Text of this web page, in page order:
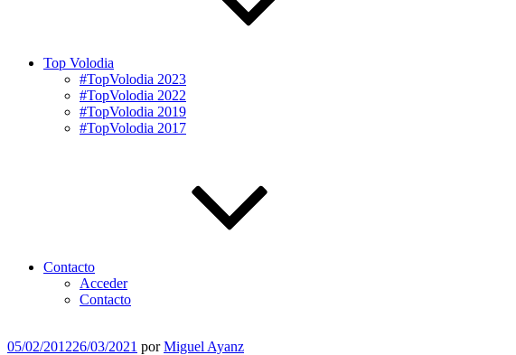
Top Volodia
#TopVolodia 2023
#TopVolodia 2022
#TopVolodia 2019
#TopVolodia 2017
Contacto
Acceder
Contacto
Publicado
05/02/201226/03/2021 porMiguel Ayanz